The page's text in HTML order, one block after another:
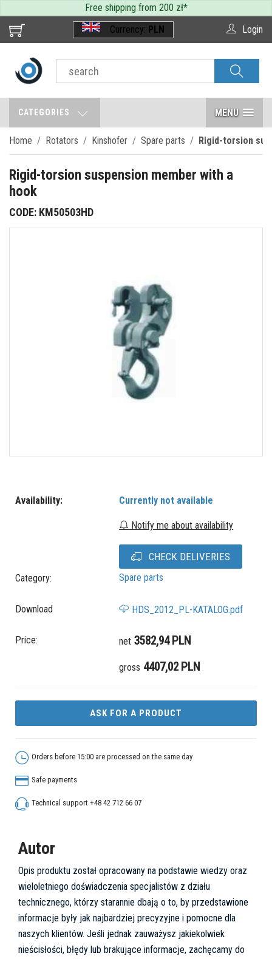
Free shipping from 200 zł*
Login
Currency: PLN
CATEGORIES MENU
Home Rotators Kinshofer Spare parts Rigid-torsion
Rigid-torsion suspension member with a
hook
CODE: KM50503HD
Availability: Currently not available
Notify me about availability
CHECK DELIVERIES
Category: Spare parts
Download HDS_2012_PL-KATALOG.pdf
Price: net 3582,94 PLN
gross 4407,02 PLN
ASK FOR A PRODUCT
Orders before 15:00 are processed on the same day
Safe payments
Technical support +48 42 712 66 07
Autor
Opis produktu został opracowany na podstawie wiedzy oraz
wieloletniego doświadczenia specjalistów z działu
technicznego, którzy starannie dbają o to, by przedstawione
informacje były jak najbardziej precyzyjne i pomocne dla
naszych klientów. Jeśli jednak zauważysz jakiekolwiek
nieścisłości, błędy lub brakujące informacje, zachęcamy do